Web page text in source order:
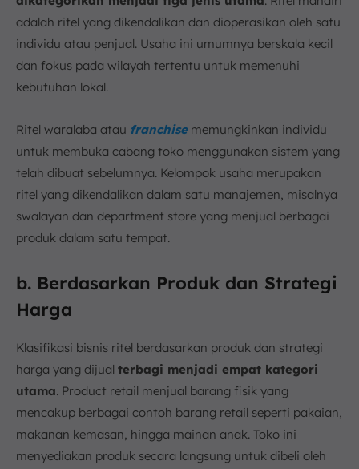
adalah ritel yang dikendalikan dan dioperasikan oleh satu
individu atau penjual. Usaha ini umumnya berskala kecil
dan fokus pada wilayah tertentu untuk memenuhi
kebutuhan lokal.
Ritel waralaba atau franchisememungkinkan individu
untuk membuka cabang toko menggunakan sistem yang
telah dibuat sebelumnya. Kelompok usaha merupakan
ritel yang dikendalikan dalam satu manajemen, misalnya
swalayan dan department store yang menjual berbagai
produk dalam satu tempat.
b. Berdasarkan Produk dan Strategi
Harga
Klasifikasi bisnis ritel berdasarkan produk dan strategi
harga yang dijual terbagi menjadi empat kategori
utama. Product retail menjual barang fisik yang
mencakup berbagai contoh barang retail seperti pakaian,
makanan kemasan, hingga mainan anak. Toko ini
menyediakan produk secara langsung untuk dibeli oleh